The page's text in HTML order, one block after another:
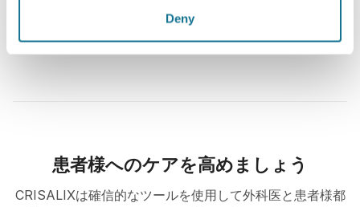
Deny
新たなあなたをご覧ください！
患者様へのケアを高めましょう
CRISALIXは確信的なツールを使用して外科医と患者様都